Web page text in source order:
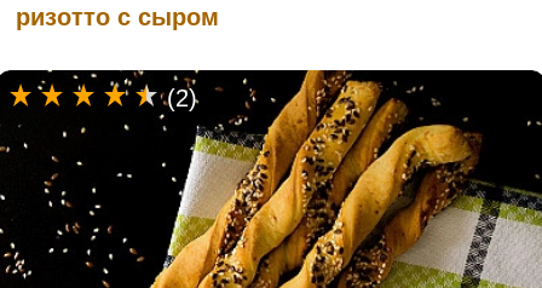
ризотто с сыром
(2)